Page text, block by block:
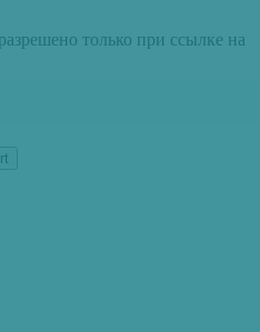
только при ссылке на